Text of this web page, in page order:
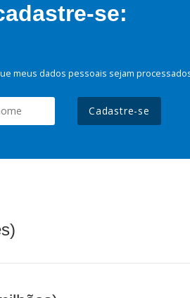
se:
meus dados pessoais sejam
Cadastre-se